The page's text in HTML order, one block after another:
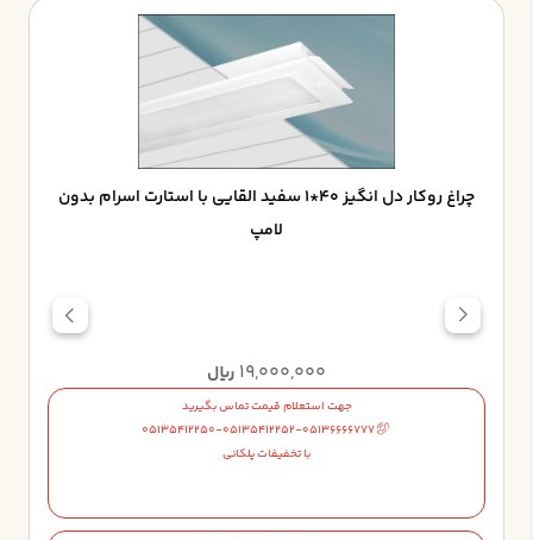
چراغ روکار دل انگيز 40*1 سفيد القايي با استارت اسرام بدون
لامپ
19,000,000 ریال
جهت استعلام قیمت تماس بگیرید
05135412250-05135412252-05136666777
با تخفیفات پلکانی